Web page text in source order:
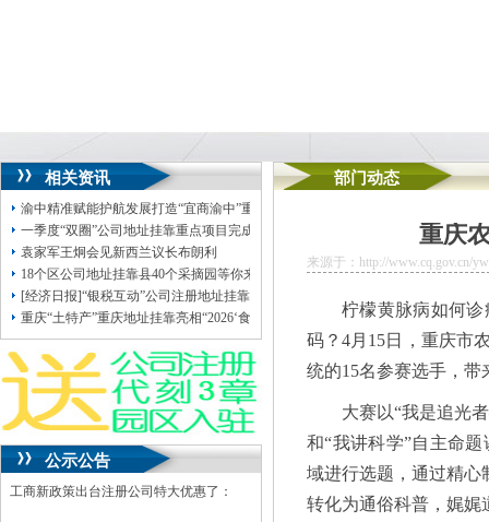
相关资讯
渝中精准赋能护航发展打造“宜商渝中”重庆地址挂靠升级版
一季度“双圈”公司地址挂靠重点项目完成投资超1300亿元
袁家军王炯会见新西兰议长布朗利
18个区公司地址挂靠县40个采摘园等你来！重庆发布果桑采摘指南
[经济日报]“银税互动”公司注册地址挂靠助解小微企业融资难
重庆“土特产”重庆地址挂靠亮相“2026‘食博会·预博会和农博会’”奉节脐橙、江津
公示公告
工商新政策出台注册公司特大优惠了：
部门动态
重庆
来源于：http://www.cq.gov.cn/
柠檬黄脉病如何
码？4月15日，重庆市
统的15名参赛选手，
大赛以“我是追光
和“我讲科学”自主命
域进行选题，通过精心
转化为通俗科普，娓娓